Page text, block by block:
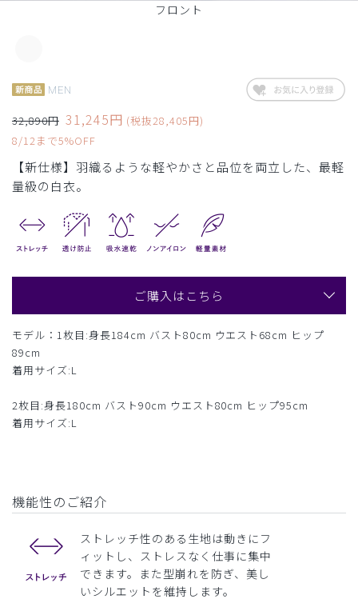
フロント
MEN
32,890円 31,245円 (税抜28,405円)
8/12まで5%OFF
【新仕様】羽織るような軽やかさと品位を両立した、最軽
量級の白衣。
ご購入はこちら
モデル：1枚目:身長184cm バスト80cm ウエスト68cm ヒップ
89cm
着用サイズ:L
2枚目:身長180cm バスト90cm ウエスト80cm ヒップ95cm
着用サイズ:L
機能性のご紹介
ストレッチ性のある生地は動きにフ
ィットし、ストレスなく仕事に集中
できます。また型崩れを防ぎ、美し
いシルエットを維持します。